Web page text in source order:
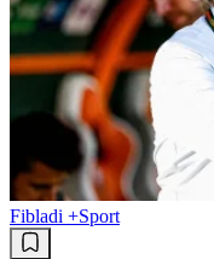
Fibladi +Sport